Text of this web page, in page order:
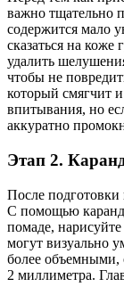
важно тщательно
содержится мало
сказаться на коже
удалить
чтобы не
который смягчит
впитывания, но
аккуратно
Этап 2.
После подготовки
С помощью
помаде,
могут визуально
более объемными,
2 миллиметра.